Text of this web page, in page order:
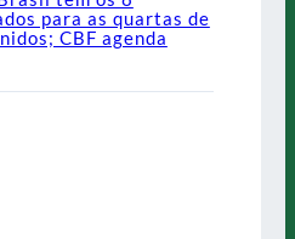
para as quartas de
CBF agenda